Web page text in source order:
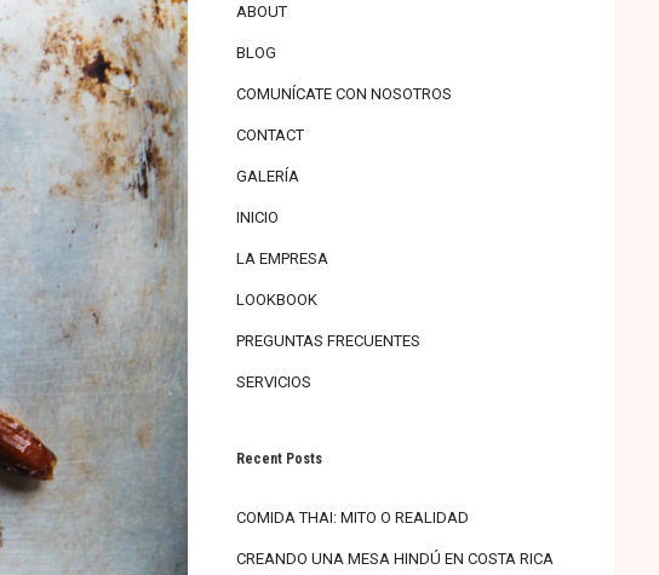
nueva)nueva) ABOUT
BLOG
COMUNÍCATE CON NOSOTROS
CONTACT
GALERÍA
INICIO
LA EMPRESA
LOOKBOOK
PREGUNTAS FRECUENTES
SERVICIOS
Recent Posts
COMIDA THAI: MITO O REALIDAD
CREANDO UNA MESA HINDÚ EN COSTA RICA